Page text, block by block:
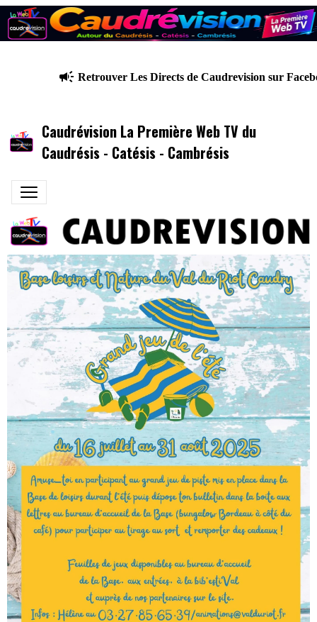
Retrouver Les Directs de Caudrevision sur
Caudrévision La Première Web TV du
Caudrésis - Catésis - Cambrésis